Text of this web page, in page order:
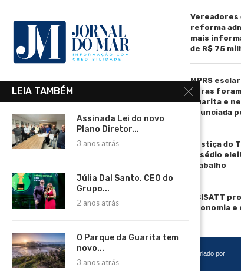
R. Manoel de Matos Pereira, 40 -
Telefone: (51) 3664-4188
Email:
comercial@jornaldomar.combr
imprensa@jornaldomar.combr
Vereadores
reforma
mais
de R$ 75
MPRS
obras
Guarita e
anunciada
Justiça do
assédio
trabalho
ACISATT
economia
Copyright 2026 – Todos os Direitos Reservados. Desenvolvido e criado por
Cadô Agência de Marketing
LEIA TAMBÉM
Assinada Lei do novo
Plano Diretor...
3 anos atrás
Júlia Dal Santo, CEO do
Grupo...
2 anos atrás
O Parque da Guarita tem
novo...
3 anos atrás